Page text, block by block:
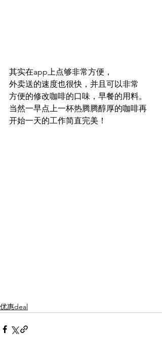
其实在app上点够非常方便，
外卖送的速度也很快，并且可以非常
方便的修改咖啡的口味，早餐的用料。
当然一早点上一杯热腾腾醇厚的咖啡再
开始一天的工作简直完美！
优惠deal